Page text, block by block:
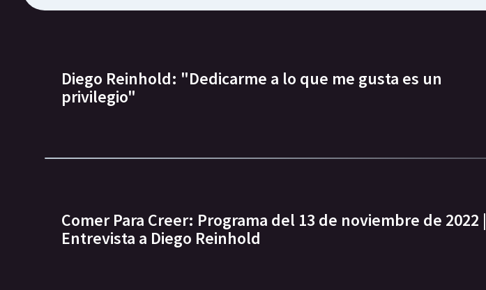
Diego Reinhold: "Dedicarme a lo que me gusta es un
privilegio"
Comer Para Creer: Programa del 13 de noviembre de 2022 |
Entrevista a Diego Reinhold